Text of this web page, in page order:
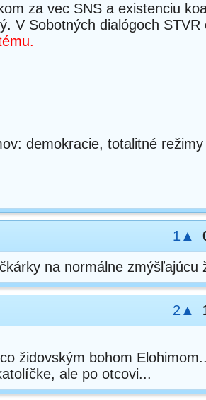
za vec SNS a existenciu
V Sobotných dialógoch STVR
demokracie, totalitné
1▲
na normálne zmýšľajúcu
2▲
židovským bohom
ale po otcovi...